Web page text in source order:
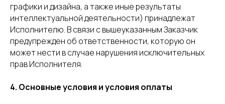
графики и дизайна, а также иные результаты
интеллектуальной деятельности) принадлежат
Исполнителю. В связи с вышеуказанным Заказчик
предупрежден об ответственности, которую он
может нести в случае нарушения исключительных
прав Исполнителя.
4. Основные условия и условия оплаты